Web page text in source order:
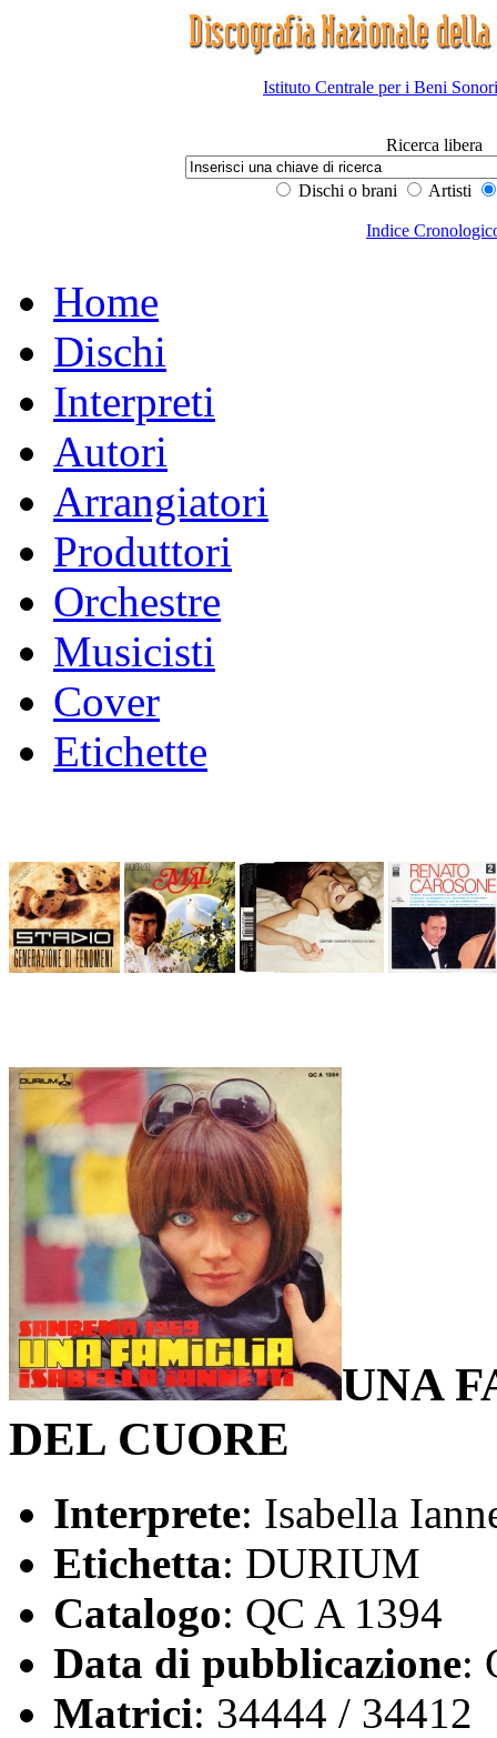
Istituto Centrale per i Beni
Ricerca libera
Dischi o brani Artisti
Indice
Home
Dischi
Interpreti
Autori
Arrangiatori
Produttori
Orchestre
Musicisti
Cover
Etichette
UNA
DEL CUORE
Interprete: Isabella
Etichetta: DURIUM
Catalogo: QC A 1394
Data di pubblicazione:
Matrici: 34444 / 34412